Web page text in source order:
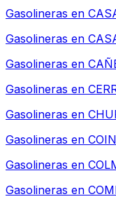
Gasolineras en
Gasolineras en
Gasolineras en
Gasolineras en
Gasolineras en
Gasolineras en COIN
Gasolineras en
Gasolineras en